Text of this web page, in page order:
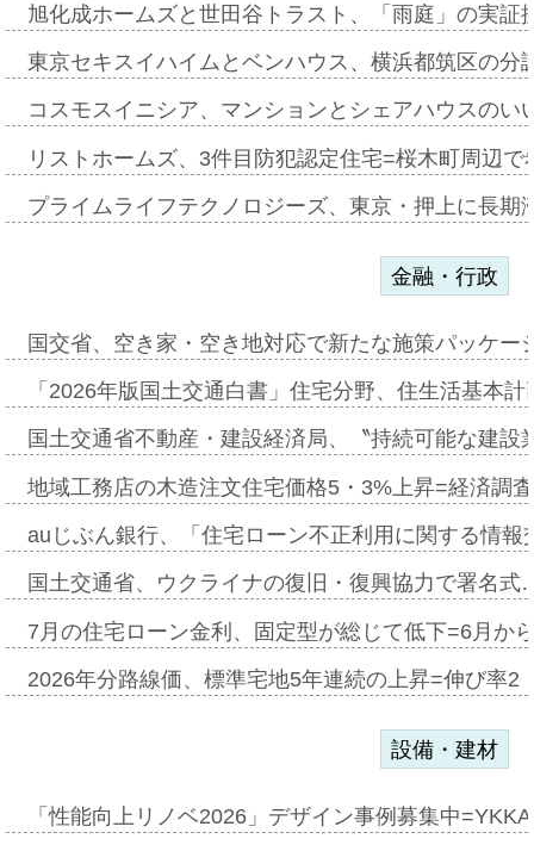
旭化成ホームズと世田谷トラスト、「雨庭」の実
東京セキスイハイムとベンハウス、横浜都筑区の
コスモスイニシア、マンションとシェアハウスの
リストホームズ、3件目防犯認定住宅=桜木町周辺
プライムライフテクノロジーズ、東京・押上に長
金融・行政
国交省、空き家・空き地対応で新たな施策パッケ
「2026年版国土交通白書」住宅分野、住生活基本
国土交通省不動産・建設経済局、〝持続可能な建
地域工務店の木造注文住宅価格5・3%上昇=経済調
auじぶん銀行、「住宅ローン不正利用に関する情
国土交通省、ウクライナの復旧・復興協力で署名
7月の住宅ローン金利、固定型が総じて低下=6月か
2026年分路線価、標準宅地5年連続の上昇=伸び率
設備・建材
「性能向上リノベ2026」デザイン事例募集中